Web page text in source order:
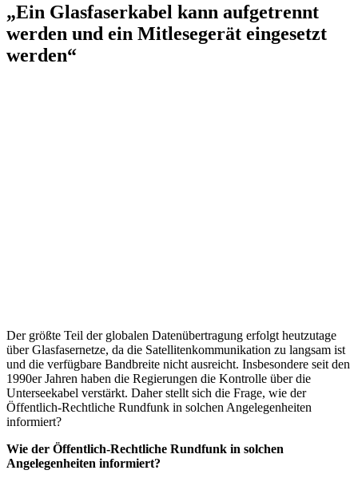
„Ein Glasfaserkabel kann aufgetrennt
werden und ein Mitlesegerät eingesetzt
werden“
Der größte Teil der globalen Datenübertragung erfolgt heutzutage
über Glasfasernetze, da die Satellitenkommunikation zu langsam ist
und die verfügbare Bandbreite nicht ausreicht. Insbesondere seit den
1990er Jahren haben die Regierungen die Kontrolle über die
Unterseekabel verstärkt. Daher stellt sich die Frage, wie der
Öffentlich-Rechtliche Rundfunk in solchen Angelegenheiten
informiert?
Wie der Öffentlich-Rechtliche Rundfunk in solchen
Angelegenheiten informiert?